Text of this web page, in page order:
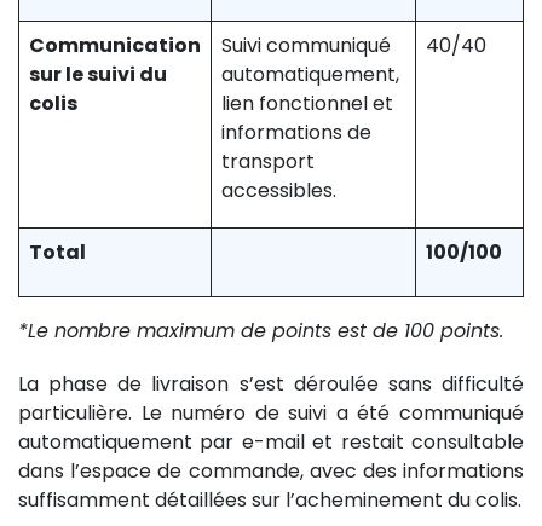
Communication
sur le suivi du
colis
Suivi communiqué
automatiquement,
lien fonctionnel et
informations de
transport
accessibles.
40/40
Total 100/100
*Le nombre maximum de points est de 100 points.
La phase de livraison s’est déroulée sans difficulté
particulière. Le numéro de suivi a été communiqué
automatiquement par e-mail et restait consultable
dans l’espace de commande, avec des informations
suffisamment détaillées sur l’acheminement du colis.